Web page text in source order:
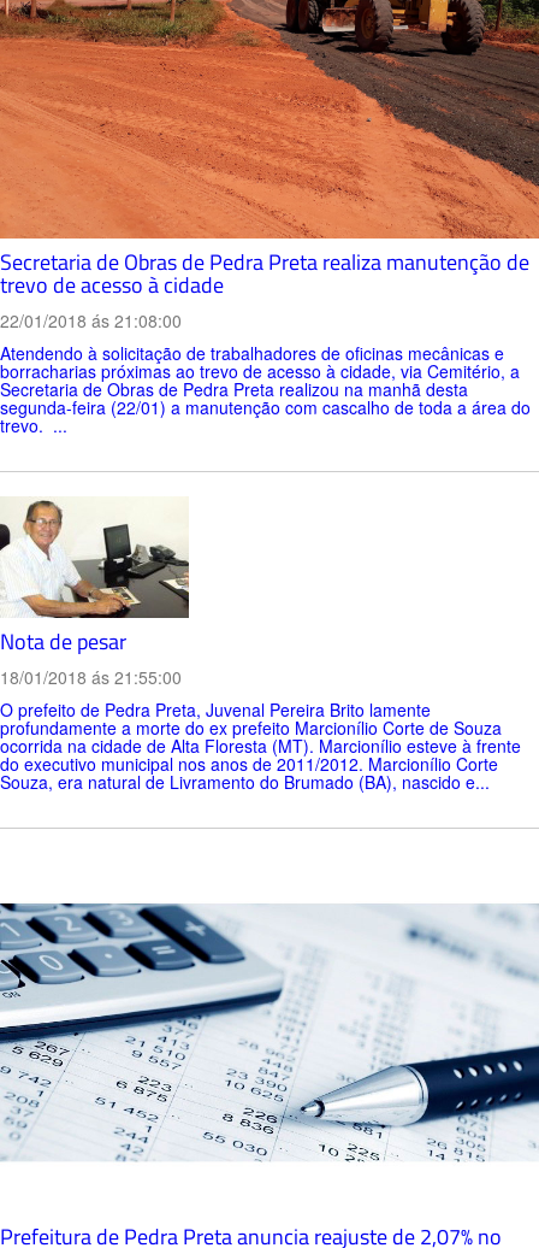
Secretaria de Obras de Pedra Preta realiza manutenção de
trevo de acesso à cidade
22/01/2018 ás 21:08:00
Atendendo à solicitação de trabalhadores de oficinas mecânicas e
borracharias próximas ao trevo de acesso à cidade, via Cemitério, a
Secretaria de Obras de Pedra Preta realizou na manhã desta
segunda-feira (22/01) a manutenção com cascalho de toda a área do
trevo. ...
Nota de pesar
18/01/2018 ás 21:55:00
O prefeito de Pedra Preta, Juvenal Pereira Brito lamente
profundamente a morte do ex prefeito Marcionílio Corte de Souza
ocorrida na cidade de Alta Floresta (MT). Marcionílio esteve à frente
do executivo municipal nos anos de 2011/2012. Marcionílio Corte
Souza, era natural de Livramento do Brumado (BA), nascido e...
Prefeitura de Pedra Preta anuncia reajuste de 2,07% no